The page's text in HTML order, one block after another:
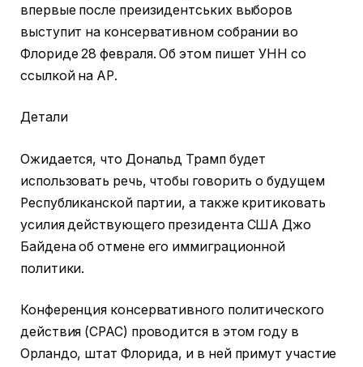
впервые после преизидентських выборов
выступит на консервативном собрании во
Флориде 28 февраля. Об этом пишет УНН со
ссылкой на АР.
Детали
Ожидается, что Дональд Трамп будет
использовать речь, чтобы говорить о будущем
Республиканской партии, а также критиковать
усилия действующего президента США Джо
Байдена об отмене его иммиграционной
политики.
Конференция консервативного политического
действия (CPAC) проводится в этом году в
Орландо, штат Флорида, и в ней примут участие